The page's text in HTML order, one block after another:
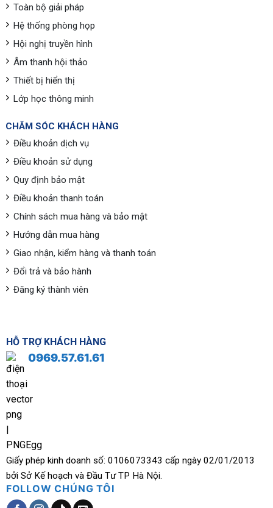
Toàn bộ giải pháp
Hệ thống phòng họp
Hội nghị truyền hình
Âm thanh hội thảo
Thiết bị hiển thị
Lớp học thông minh
CHĂM SÓC KHÁCH HÀNG
Điều khoản dịch vụ
Điều khoản sử dụng
Quy định bảo mật
Điều khoản thanh toán
Chính sách mua hàng và bảo mật
Hướng dẫn mua hàng
Giao nhận, kiểm hàng và thanh toán
Đổi trả và bảo hành
Đăng ký thành viên
HỖ TRỢ KHÁCH HÀNG
0969.57.61.61
Giấy phép kinh doanh số: 0106073343 cấp ngày 02/01/2013
bởi Sở Kế hoạch và Đầu Tư TP Hà Nội.
FOLLOW CHÚNG TÔI